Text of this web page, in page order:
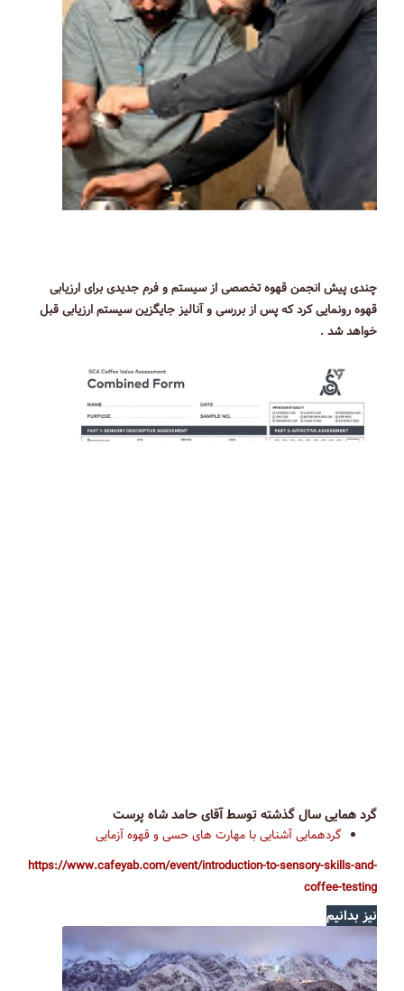
چندی پیش انجمن قهوه تخصصی از سیستم و فرم جدیدی برای ارزیابی
قهوه رونمایی کرد که پس از بررسی و آنالیز جایگزین سیستم ارزیابی قبل
خواهد شد .
گرد همایی سال گذشته توسط آقای حامد شاه پرست
گردهمایی آشنایی با مهارت های حسی و قهوه آزمایی
https://www.cafeyab.com/event/introduction-to-sensory-skills-and-
coffee-testing
نیز بدانیم